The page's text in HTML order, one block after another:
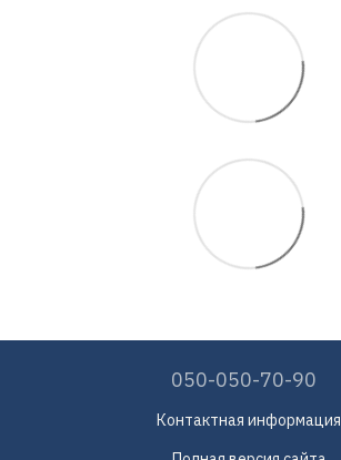
050-050-70-90
Контактная информация